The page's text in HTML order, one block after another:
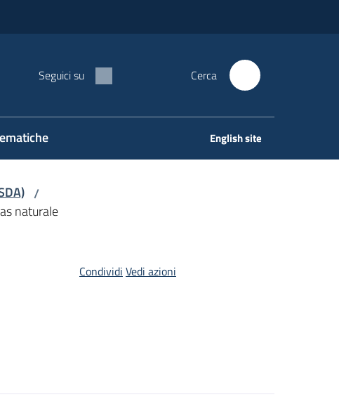
Seguici su Cerca
English site
/
naturale
Condividi Vedi azioni